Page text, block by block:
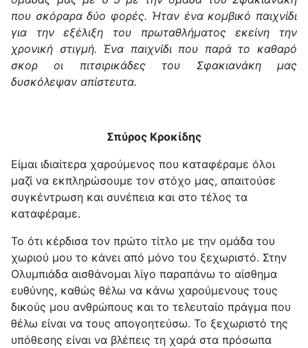
που σκόραρα δύο φορές. Ήταν ένα κομβικό παιχνίδι
για την εξέλιξη του πρωταθλήματος εκείνη την
χρονική στιγμή. Ένα παιχνίδι που παρά το καθαρό
σκορ οι πιτσιρικάδες του Σφακιανάκη μας
δυσκόλεψαν απίστευτα.
Σπύρος Κροκίδης
Είμαι ιδιαίτερα χαρούμενος που καταφέραμε όλοι
μαζί να εκπληρώσουμε τον στόχο μας, απαιτούσε
συγκέντρωση και συνέπεια και στο τέλος τα
καταφέραμε.
Το ότι κέρδισα τον πρώτο τίτλο με την ομάδα του
χωριού μου το κάνει από μόνο του ξεχωριστό. Στην
Ολυμπιάδα αισθάνομαι λίγο παραπάνω το αίσθημα
ευθύνης, καθώς θέλω να κάνω χαρούμενους τους
δικούς μου ανθρώπους και το τελευταίο πράγμα που
θέλω είναι να τους απογοητεύσω. Το ξεχωριστό της
υπόθεσης είναι να βλέπεις τη χαρά στα πρόσωπα